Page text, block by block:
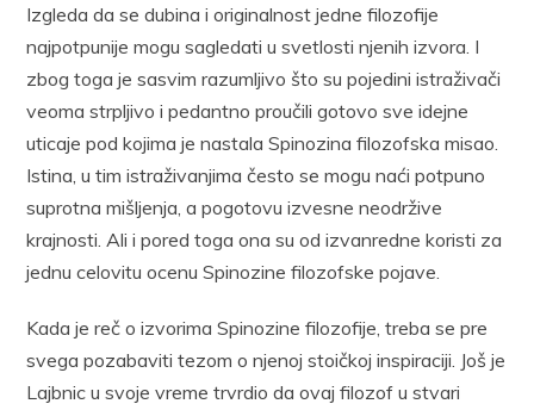
Izgleda da se dubina i originalnost jedne filozofije
najpotpunije mogu sagledati u svetlosti njenih izvora. I
zbog toga je sasvim razumljivo što su pojedini istraživači
veoma strpljivo i pedantno proučili gotovo sve idejne
uticaje pod kojima je nastala Spinozina filozofska misao.
Istina, u tim istraživanjima često se mogu naći potpuno
suprotna mišljenja, a pogotovu izvesne neodržive
krajnosti. Ali i pored toga ona su od izvanredne koristi za
jednu celovitu ocenu Spinozine filozofske pojave.
Kada je reč o izvorima Spinozine filozofije, treba se pre
svega pozabaviti tezom o njenoj stoičkoj inspiraciji. Još je
Lajbnic u svoje vreme trvrdio da ovaj filozof u stvari